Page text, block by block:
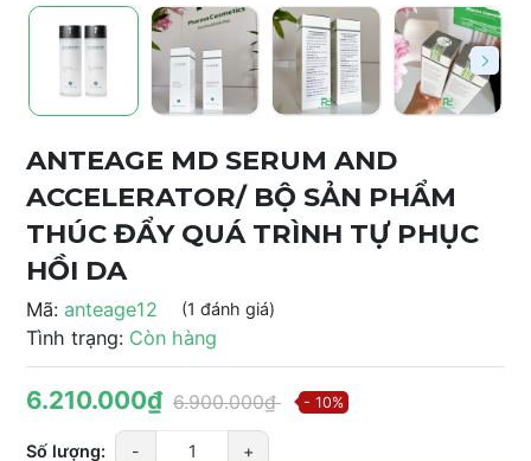
ANTEAGE MD SERUM AND
ACCELERATOR/ BỘ SẢN PHẨM
THÚC ĐẨY QUÁ TRÌNH TỰ PHỤC
HỒI DA
Mã: anteage12 (1 đánh giá)
Tình trạng: Còn hàng
6.210.000₫ 6.900.000₫ - 10%
Số lượng: - +